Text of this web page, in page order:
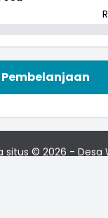
Pembelanjaan
situs © 2026 - Desa